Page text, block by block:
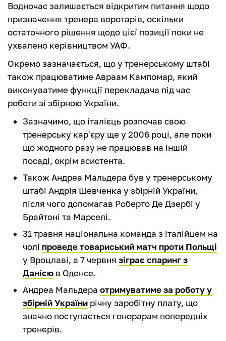
Водночас залишається відкритим питання щодо
призначення тренера воротарів, оскільки
остаточного рішення щодо цієї позиції поки не
ухвалено керівництвом УАФ.
Окремо зазначається, що у тренерському штабі
також працюватиме Авраам Кампомар, який
виконуватиме функції перекладача під час
роботи зі збірною України.
Зазначимо, що італієць розпочав свою
тренерську кар'єру ще у 2006 році, але поки
що жодного разу не працював на іншій
посаді, окрім асистента.
Також Андреа Мальдера був у тренерському
штабі Андрія Шевченка у збірній України,
після чого допомагав Роберто Де Дзербі у
Брайтоні та Марселі.
31 травня національна команда з італійцем на
чолі проведе товариський матч проти Польщі
у Вроцлаві, а 7 червня зіграє спаринг з
Данією в Оденсе.
Андреа Мальдера отримуватиме за роботу у
збірній України річну заробітну плату, що
значно поступається гонорарам попередніх
тренерів.